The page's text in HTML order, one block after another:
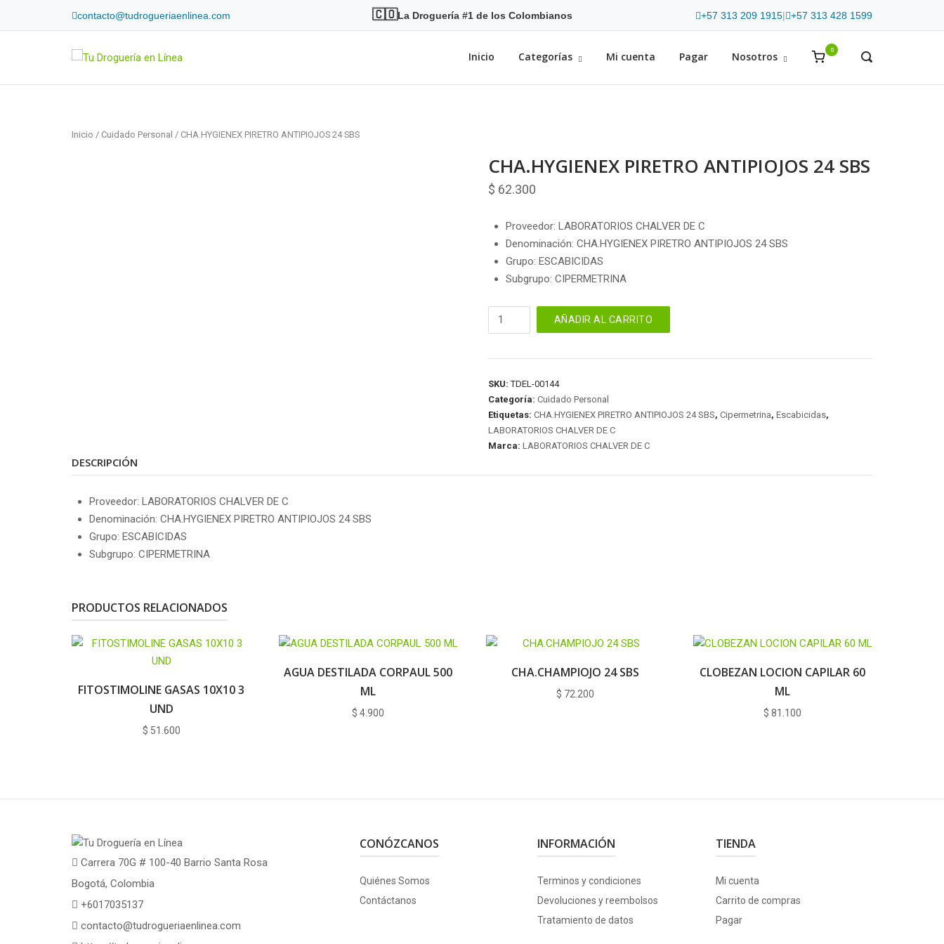
contacto@tudrogueriaenlinea.com 🇨🇴La Droguería #1 de los Colombianos +57 313 209 1915| +57 313 428 1599
Home Inicio Categorías Mi cuenta Pagar Nosotros
View
cart
0
OPEN
Inicio / Cuidado Personal / CHA.HYGIENEX PIRETRO ANTIPIOJOS 24 SBS
CHA.HYGIENEX PIRETRO ANTIPIOJOS 24 SBS
$ 62.300
Proveedor: LABORATORIOS CHALVER DE C
Denominación: CHA.HYGIENEX PIRETRO ANTIPIOJOS 24 SBS
Grupo: ESCABICIDAS
Subgrupo: CIPERMETRINA
CHA.HYGIENEX
24
cantidad
AÑADIR AL CARRITO
SKU:TDEL-00144
Categoría: Cuidado Personal
Etiquetas: CHA.HYGIENEX PIRETRO ANTIPIOJOS 24 SBS, Cipermetrina, Escabicidas,
LABORATORIOS CHALVER DE C
Marca: LABORATORIOS CHALVER DE C
DESCRIPCIÓN
Proveedor: LABORATORIOS CHALVER DE C
Denominación: CHA.HYGIENEX PIRETRO ANTIPIOJOS 24 SBS
Grupo: ESCABICIDAS
Subgrupo: CIPERMETRINA
PRODUCTOS RELACIONADOS
FITOSTIMOLINE GASAS 10X10 3
UND
$ 51.600
AGUA DESTILADA CORPAUL 500
ML
$ 4.900
CHA.CHAMPIOJO 24 SBS
$ 72.200
CLOBEZAN LOCION CAPILAR 60
ML
$ 81.100
Carrera 70G # 100-40 Barrio Santa Rosa
Bogotá, Colombia
+6017035137
contacto@tudrogueriaenlinea.com
CONÓZCANOS
Quiénes Somos
Contáctanos
INFORMACIÓN
Terminos y condiciones
Devoluciones y reembolsos
Tratamiento de datos
TIENDA
Mi cuenta
Carrito de compras
Pagar